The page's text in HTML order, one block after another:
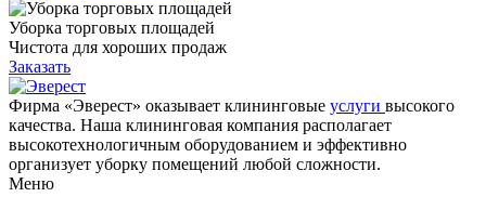
Уборка торговых площадей
Чистота для хороших продаж
Заказать
Фирма «Эверест» оказывает клининговые услуги высокого
качества. Наша клининговая компания располагает
высокотехнологичным оборудованием и эффективно
организует уборку помещений любой сложности.
Меню